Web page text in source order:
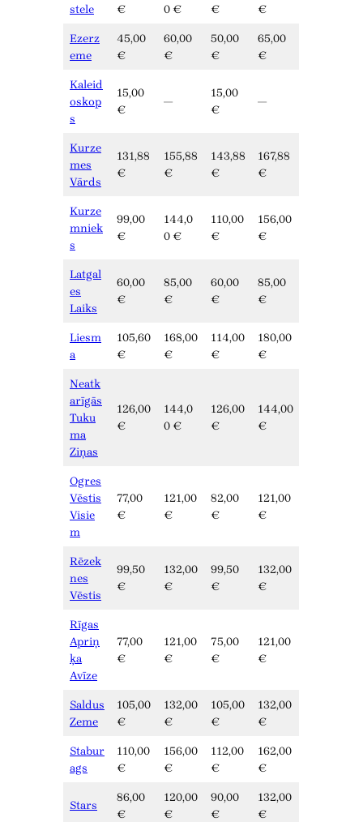
stele
€
0 €
€
€
Ezerz
eme
45,00
€
60,00
€
50,00
€
65,00
€
Kaleid
oskop
s
15,00
€
—
15,00
€
—
Kurze
mes
Vārds
131,88
€
155,88
€
143,88
€
167,88
€
Kurze
mniek
s
99,00
€
144,0
0 €
110,00
€
156,00
€
Latgal
es
Laiks
60,00
€
85,00
€
60,00
€
85,00
€
Liesm
a
105,60
€
168,00
€
114,00
€
180,00
€
Neatk
arīgās
Tuku
ma
Ziņas
126,00
€
144,0
0 €
126,00
€
144,00
€
Ogres
Vēstis
Visie
m
77,00
€
121,00
€
82,00
€
121,00
€
Rēzek
nes
Vēstis
99,50
€
132,00
€
99,50
€
132,00
€
Rīgas
Apriņ
ķa
Avīze
77,00
€
121,00
€
75,00
€
121,00
€
Saldus
Zeme
105,00
€
132,00
€
105,00
€
132,00
€
Stabur
ags
110,00
€
156,00
€
112,00
€
162,00
€
Stars
86,00
€
120,00
€
90,00
€
132,00
€